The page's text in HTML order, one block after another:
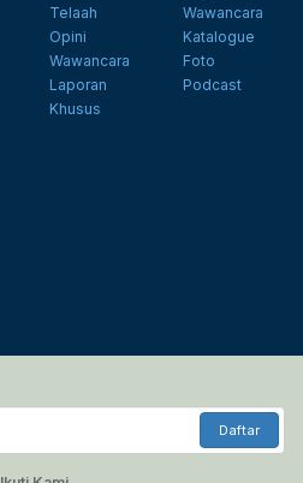
Telaah
Opini
Wawancara
Laporan
Khusus
Wawancara
Katalogue
Foto
Podcast
Daftar